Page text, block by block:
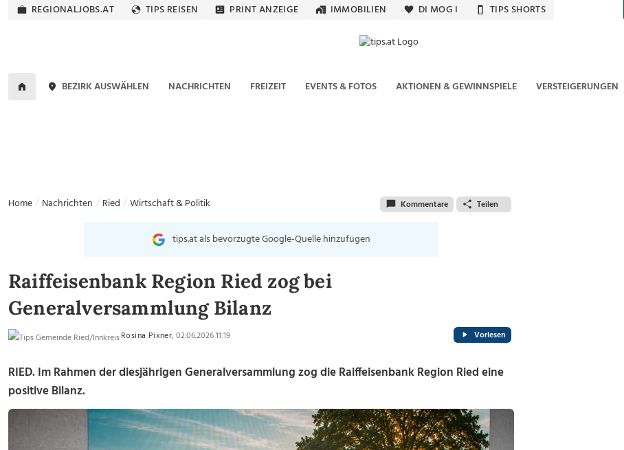
REGIONALJOBS.AT TIPS REISEN PRINT ANZEIGE IMMOBILIEN DI MOG I TIPS SHORTS
BEZIRK AUSWÄHLEN NACHRICHTEN FREIZEIT EVENTS & FOTOS AKTIONEN & GEWINNSPIELE VERSTEIGERUNGEN
Home Nachrichten Ried Wirtschaft & Politik Kommentare Teilen
tips.at als bevorzugte Google-Quelle hinzufügen
Raiffeisenbank Region Ried zog bei
Generalversammlung Bilanz
Rosina Pixner, 02.06.2026 11:19 Vorlesen
RIED. Im Rahmen der diesjährigen Generalversammlung zog die Raiffeisenbank Region Ried eine
positive Bilanz.